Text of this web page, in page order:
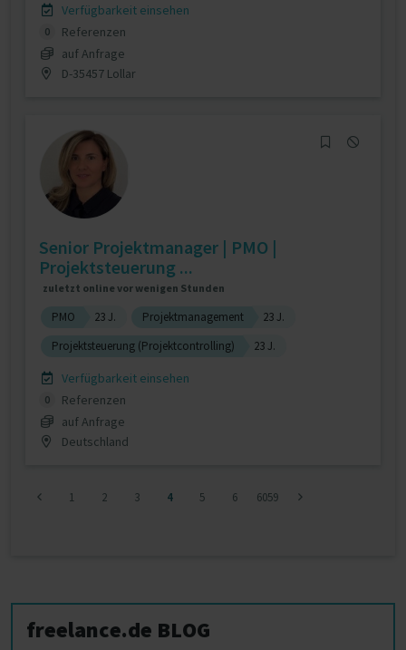
Verfügbarkeit einsehen
0
Referenzen
auf Anfrage
D-35457 Lollar
Senior Projektmanager | PMO |
Projektsteuerung ...
zuletzt online vor wenigen Stunden
PMO 23 J. Projektmanagement
23 J.
Projektsteuerung (Projektcontrolling)
23 J.
Verfügbarkeit einsehen
0
Referenzen
auf Anfrage
Deutschland
1 2 3 4 5 6 6059
freelance.de BLOG